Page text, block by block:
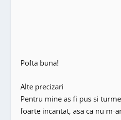
Pofta buna!
Alte precizari
Pentru mine as fi pus si
foarte incantat, asa ca nu m-